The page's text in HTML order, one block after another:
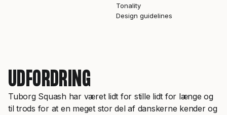
UDFORDRING
Tuborg Squash har været lidt for stille lidt for længe og
til trods for at en meget stor del af danskerne kender og
Tonality
Design guidelines